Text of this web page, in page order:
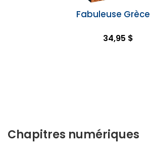
Fabuleuse Grèce
34,95 $
Chapitres numériques